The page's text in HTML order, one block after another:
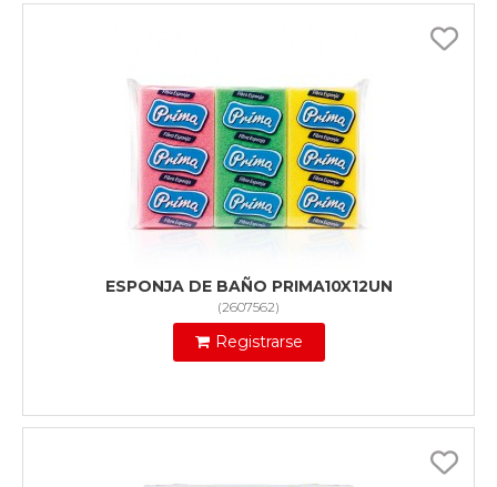
ESPONJA DE BAÑO PRIMA10X12UN
(2607562)
Registrarse